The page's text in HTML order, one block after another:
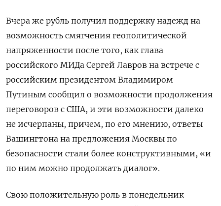
Вчера же рубль получил поддержку надежд на
возможность смягчения геополитической
напряженности после того, как глава
российского МИДа Сергей Лавров на встрече с
российским президентом Владимиром
Путиным сообщил о возможности продолжения
переговоров с США, и эти возможности далеко
не исчерпаны, причем, по его мнению, ответы
Вашингтона на предложения Москвы по
безопасности стали более конструктивными, «и
по ним можно продолжать диалог».
Свою положительную роль в понедельник